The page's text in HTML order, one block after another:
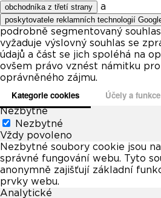
obchodníka z třetí strany a
poskytovatele reklamních technologií
podrobně segmentovaný
vyžaduje výslovný souhlas se
údajů a část se jich spoléhá na
ovšem právo vznést námitku
oprávněného zájmu.
Kategorie cookies Účely a funkce
Nezbytné
Nezbytné
Vždy povoleno
Nezbytné soubory cookie jsou
správné fungování webu. Tyto
anonymně zajišťují základní
prvky webu.
Analytické